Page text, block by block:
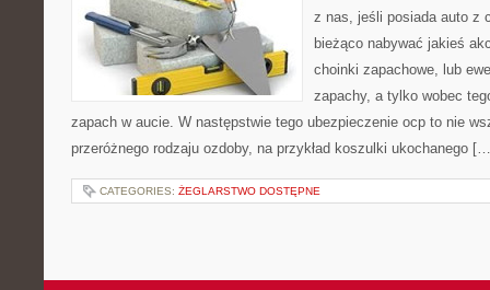
z nas, jeśli posiada auto z
bieżąco nabywać jakieś
choinki zapachowe, lub
zapachy, a tylko wobec
zapach w aucie. W następstwie tego ubezpieczenie ocp to nie
przeróżnego rodzaju ozdoby, na przykład koszulki ukochanego
CATEGORIES: ŻEGLARSTWO DOSTĘPNE